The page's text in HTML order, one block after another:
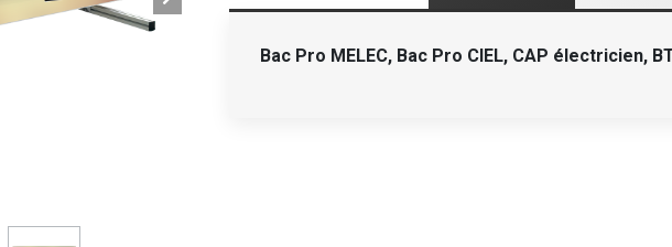
Bac Pro MELEC, Bac Pro CIEL, CAP électricien,